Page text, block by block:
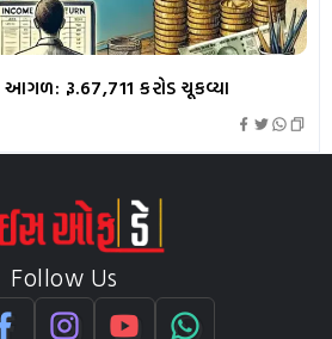
રૂ.67,711 કરોડ ચૂકવ્યા
Follow Us